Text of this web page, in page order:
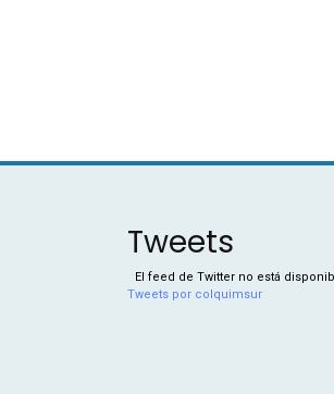
Tweets
El feed de Twitter no está
Tweets por colquimsur